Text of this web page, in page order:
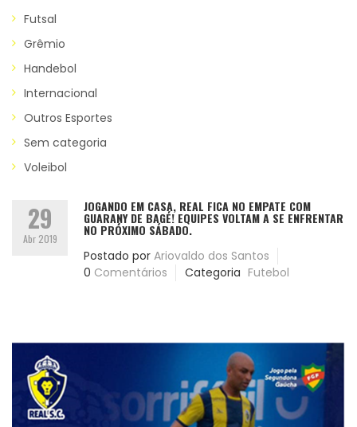
Futsal
Grêmio
Handebol
Internacional
Outros Esportes
Sem categoria
Voleibol
29
Abr 2019
JOGANDO EM CASA, REAL FICA NO EMPATE COM
GUARANY DE BAGÉ! EQUIPES VOLTAM A SE ENFRENTAR
NO PRÓXIMO SÁBADO.
Postado por Ariovaldo dos Santos
0 Comentários Categoria Futebol